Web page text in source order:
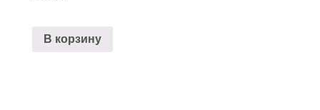
В корзину